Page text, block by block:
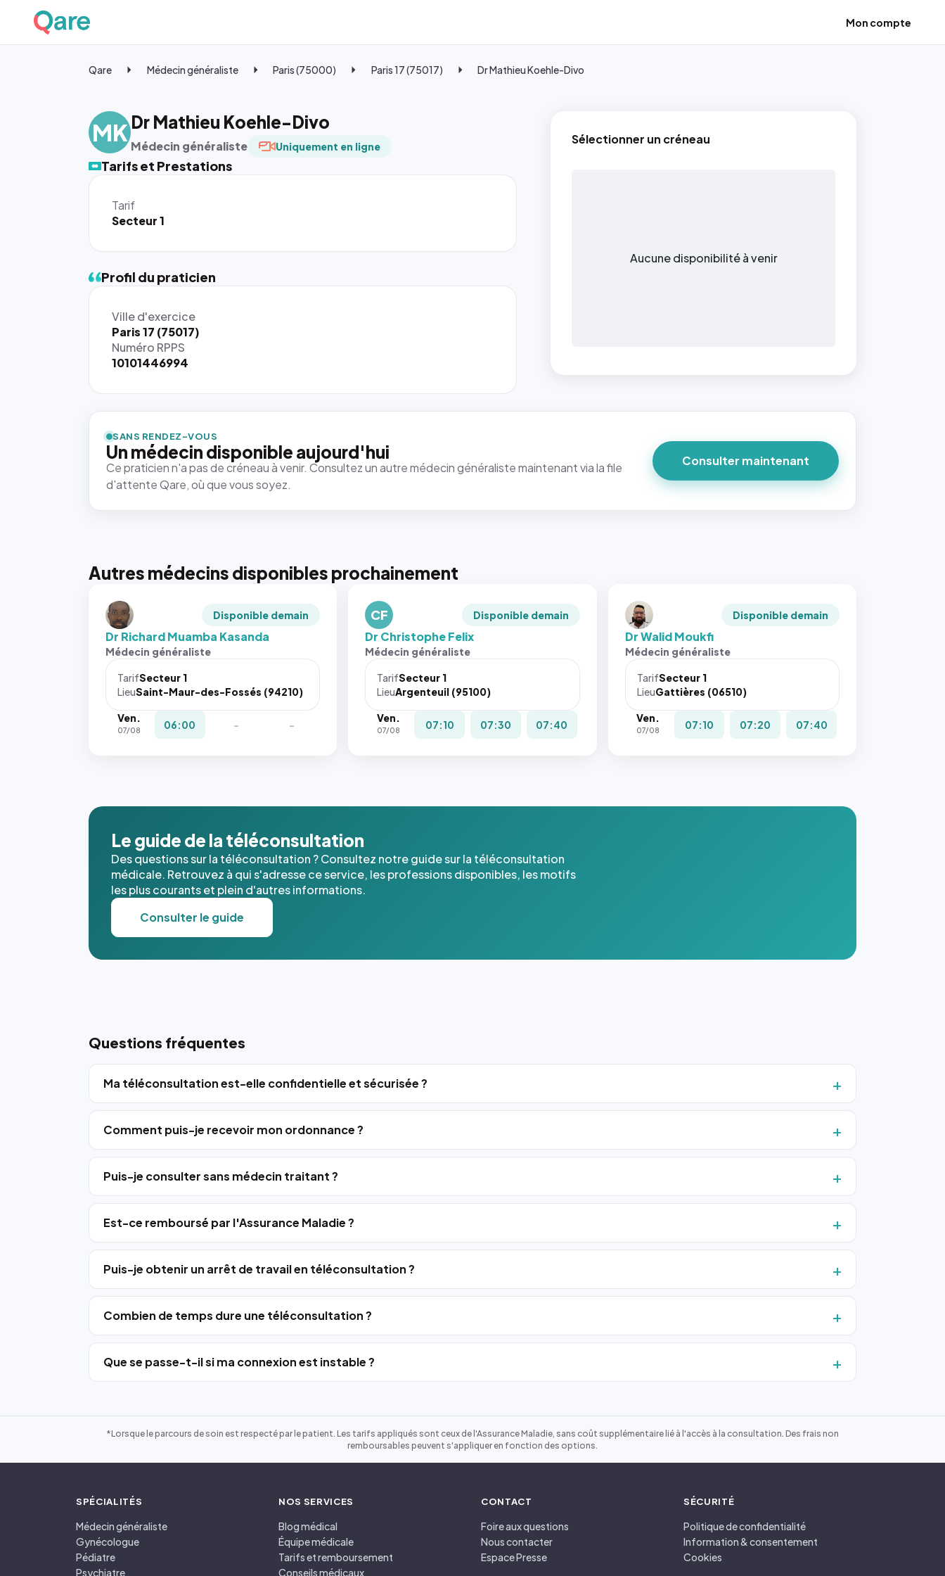
Mon compte
Qare Médecin généraliste Paris (75000) Paris 17 (75017) Dr Mathieu Koehle-Divo
MK Dr Mathieu Koehle-Divo
Médecin généraliste Uniquement en ligne
Tarifs et Prestations
Tarif
Secteur 1
Sélectionner un créneau
Aucune disponibilité à venir
Profil du praticien
Ville d'exercice
Paris 17 (75017)
Numéro RPPS
10101446994
SANS RENDEZ-VOUS
Un médecin disponible aujourd'hui
Ce praticien n'a pas de créneau à venir. Consultez un autre médecin généraliste maintenant via la file
d'attente Qare, où que vous soyez.
Consulter maintenant
Autres médecins disponibles prochainement
Disponible demain
Dr Richard Muamba Kasanda
Médecin généraliste
TarifSecteur 1
LieuSaint-Maur-des-Fossés (94210)
Ven.
07/08 06:00 - -
CF Disponible demain
Dr Christophe Felix
Médecin généraliste
TarifSecteur 1
LieuArgenteuil (95100)
Ven.
07/08 07:10 07:30 07:40
Disponible demain
Dr Walid Moukfi
Médecin généraliste
TarifSecteur 1
LieuGattières (06510)
Ven.
07/08 07:10 07:20 07:40
Le guide de la téléconsultation
Des questions sur la téléconsultation ? Consultez notre guide sur la téléconsultation
médicale. Retrouvez à qui s'adresse ce service, les professions disponibles, les motifs
les plus courants et plein d'autres informations.
Consulter le guide
Questions fréquentes
Ma téléconsultation est-elle confidentielle et sécurisée ?
Comment puis-je recevoir mon ordonnance ?
Puis-je consulter sans médecin traitant ?
Est-ce remboursé par l'Assurance Maladie ?
Puis-je obtenir un arrêt de travail en téléconsultation ?
Combien de temps dure une téléconsultation ?
Que se passe-t-il si ma connexion est instable ?
*Lorsque le parcours de soin est respecté par le patient. Les tarifs appliqués sont ceux de l'Assurance Maladie, sans coût supplémentaire lié à l'accès à la consultation. Des frais non
remboursables peuvent s'appliquer en fonction des options.
SPÉCIALITÉS
Médecin généraliste
Gynécologue
Pédiatre
Psychiatre
NOS SERVICES
Blog médical
Équipe médicale
Tarifs et remboursement
Conseils médicaux
CONTACT
Foire aux questions
Nous contacter
Espace Presse
SÉCURITÉ
Politique de confidentialité
Information & consentement
Cookies